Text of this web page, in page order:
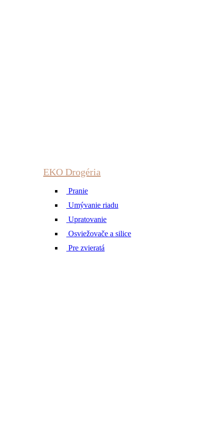
EKO Drogéria
Pranie
Umývanie riadu
Upratovanie
Osviežovače a silice
Pre zvieratá